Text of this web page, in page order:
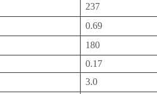
237
0.69
180
0.17
3.0